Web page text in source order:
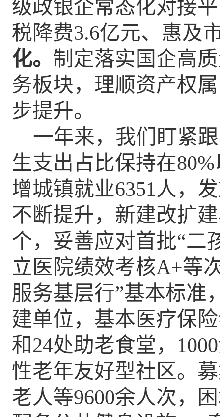
级政银企常态化对接
税降费3.6亿元、惠及
化。 制定落实国企高
务板块，理顺资产权
步提升。
一年来，我们盯紧
生支出占比保持在80%
增城镇就业6351人，
不断提升，新建改扩
个，妥善应对首批“二
立医院绩效考核A+等
服务基层行”基本标准
建单位，基本医疗保
和24处助老食堂，
性老年友好型社区。
老人等9600余人次，